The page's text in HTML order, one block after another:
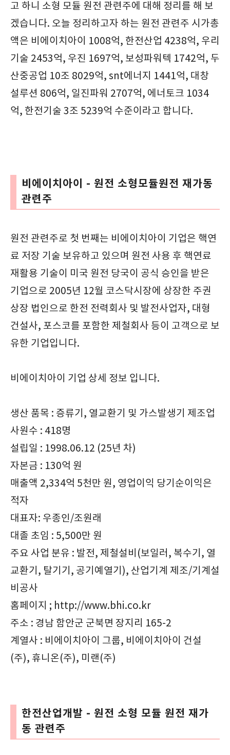
고 하니 소형 모듈 원전 관련주에 대해 정리를 해 보
겠습니다. 오늘 정리하고자 하는 원전 관련주 시가총
액은 비에이치아이 1008억, 한전산업 4238억, 우리
기술 2453억, 우진 1697억, 보성파워텍 1742억, 두
산중공업 10조 8029억, snt에너지 1441억, 대창
설루션 806억, 일진파워 2707억, 에너토크 1034
억, 한전기술 3조 5239억 수준이라고 합니다.
비에이치아이 - 원전 소형모듈원전 재가동
관련주
원전 관련주로 첫 번째는 비에이치아이 기업은 핵연
료 저장 기술 보유하고 있으며 원전 사용 후 핵연료
재활용 기술이 미국 원전 당국이 공식 승인을 받은
기업으로 2005년 12월 코스닥시장에 상장한 주권
상장 법인으로 한전 전력회사 및 발전사업자, 대형
건설사, 포스코를 포함한 제철회사 등이 고객으로 보
유한 기업입니다.
비에이치아이 기업 상세 정보 입니다.
생산 품목 : 증류기, 열교환기 및 가스발생기 제조업
사원수 : 418명
설립일 : 1998.06.12 (25년 차)
자본금 : 130억 원
매출액 2,334억 5천만 원, 영업이익 당기순이익은
적자
대표자: 우종인/조원래
대졸 초임 : 5,500만 원
주요 사업 분유 : 발전, 제철설비(보일러, 복수기, 열
교환기, 탈기기, 공기예열기), 산업기계 제조/기계설
비공사
홈페이지 ; http://www.bhi.co.kr
주소 : 경남 함안군 군북면 장지리 165-2
계열사 : 비에이치아이 그룹, 비에이치아이 건설
(주), 휴니온(주), 미랜(주)
한전산업개발 - 원전 소형 모듈 원전 재가
동 관련주